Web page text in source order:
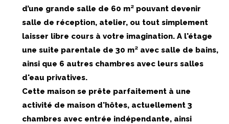
d’une grande salle de 60 m² pouvant devenir
salle de réception, atelier, ou tout simplement
laisser libre cours à votre imagination. A l'étage
une suite parentale de 30 m² avec salle de bains,
ainsi que 6 autres chambres avec leurs salles
d'eau privatives.
Cette maison se prête parfaitement à une
activité de maison d'hôtes, actuellement 3
chambres avec entrée indépendante, ainsi